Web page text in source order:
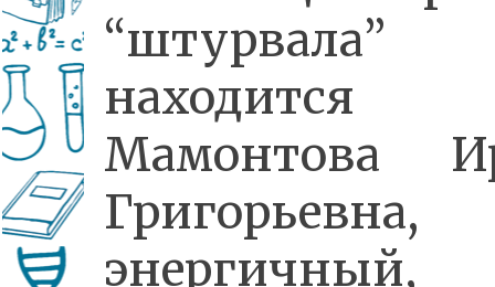
“штурвала”
находится
Мамонтова
Григорьевна,
энергичный,